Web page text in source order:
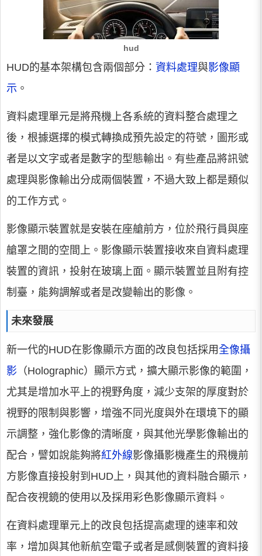
hud
HUD的基本架構包含兩個部分： 資料處理與影像顯
示 。
資料處理單元是將飛機上各系統的資料整合處理之
後，根據選擇的模式轉換成預先設定的符號，圖形或
者是以文字或者是數字的型態輸出。有些產品將訊號
處理與影像輸出分成兩個裝置，不過大致上都是類似
的工作方式。
影像顯示裝置就是安裝在座艙前方，位於飛行員與座
艙罩之間的空間上。影像顯示裝置接收來自資料處理
裝置的資訊，投射在玻璃上面。顯示裝置並且附有控
制臺，能夠調解或者是改變輸出的影像。
未來發展
新一代的HUD在影像顯示方面的改良包括採用全像攝
影 （Holographic）顯示方式，擴大顯示影像的範圍，
尤其是增加水平上的視野角度，減少支架的厚度對於
視野的限制與影響，增強不同光度與外在環境下的顯
示調整，強化影像的清晰度，與其他光學影像輸出的
配合，譬如說能夠將紅外線影像攝影機產生的飛機前
方影像直接投射到HUD上，與其他的資料融合顯示，
配合夜視鏡的使用以及採用彩色影像顯示資料。
在資料處理單元上的改良包括提高處理的速率和效
率，增加與其他新航空電子或者是感側裝置的資料接